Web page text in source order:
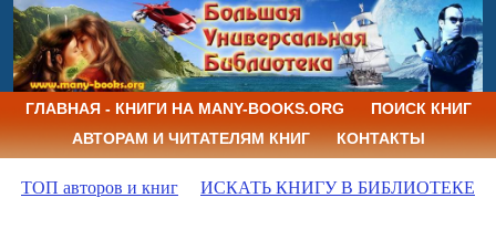
ГЛАВНАЯ - КНИГИ НА MANY-BOOKS.ORG
ПОИСК КНИГ
АВТОРАМ И ЧИТАТЕЛЯМ КНИГ
КОНТАКТЫ
ТОП авторов и книг ИСКАТЬ КНИГУ В БИБЛИОТЕКЕ